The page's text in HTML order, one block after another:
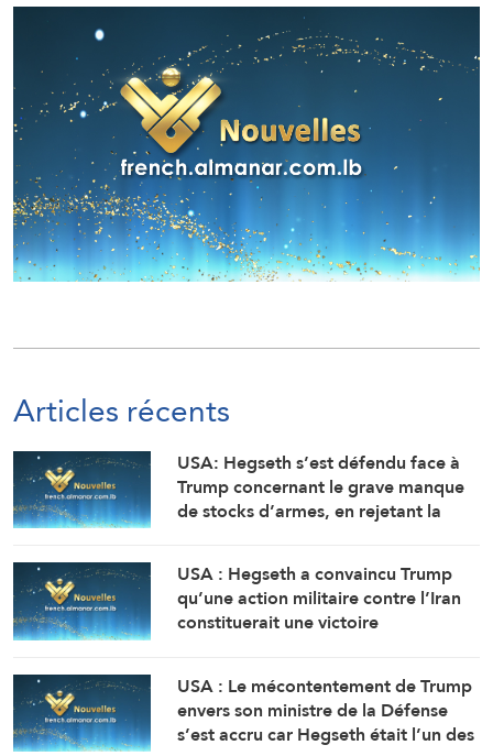
Articles récents
USA: Hegseth s’est défendu face à
Trump concernant le grave manque
de stocks d’armes, en rejetant la
Post, citant deux sources)
USA : Hegseth a convaincu Trump
qu’une action militaire contre l’Iran
constituerait une victoire
(Washington Post, citant des
responsables)
USA : Le mécontentement de Trump
envers son ministre de la Défense
s’est accru car Hegseth était l’un des